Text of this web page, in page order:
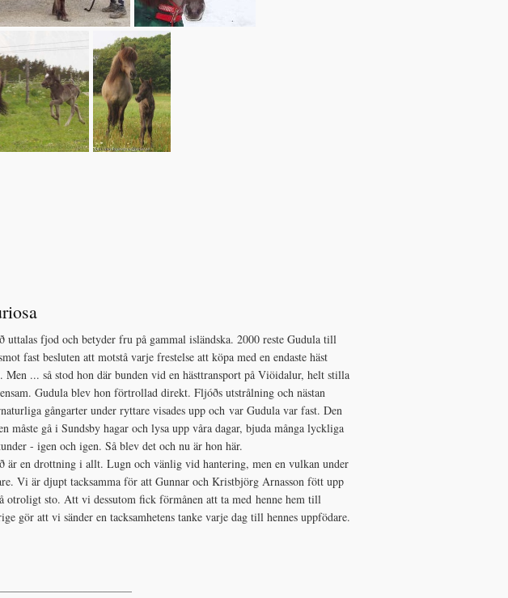
uttalas fjod och betyder fru på gammal isländska. 2000 reste Gudula till
fast besluten att motstå varje frestelse att köpa med en endaste häst
Men ... så stod hon där bunden vid en hästtransport på Viöidalur, helt stilla
Gudula blev hon förtrollad direkt. Fljóðs utstrålning och nästan
gångarter under ryttare visades upp och var Gudula var fast. Den
måste gå i Sundsby hagar och lysa upp våra dagar, bjuda många lyckliga
- igen och igen. Så blev det och nu är hon här.
är en drottning i allt. Lugn och vänlig vid hantering, men en vulkan under
Vi är djupt tacksamma för att Gunnar och Kristbjörg Arnasson fött upp
otroligt sto. Att vi dessutom fick förmånen att ta med henne hem till
gör att vi sänder en tacksamhetens tanke varje dag till hennes uppfödare.